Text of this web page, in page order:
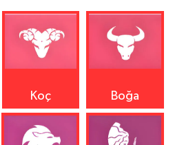
Koç Boğa